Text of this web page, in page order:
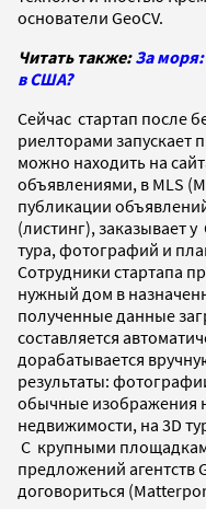
основатели GeoCV.
Читать также:За
в США?
Сейчас стартап после
риелторами
можно находить на
объявлениями, в MLS
публикации
(листинг), заказывает
тура, фотографий и
Сотрудники стартапа
нужный дом в
полученные данные
составляется
дорабатывается
результаты:
обычные изображения
недвижимости, на 3D
С крупными
предложений агентств
договориться